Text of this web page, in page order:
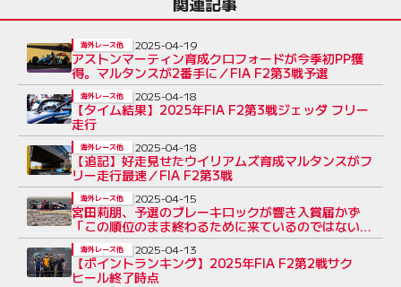
アストンマーティン育成クロフォードが今季初PP獲
得。マルタンスが2番手に／FIA F2第3戦予選
海外レース他 2025-04-19
【タイム結果】2025年FIA F2第3戦ジェッダ フリー
走行
海外レース他 2025-04-18
【追記】好走見せたウイリアムズ育成マルタンスがフ
リー走行最速／FIA F2第3戦
海外レース他 2025-04-18
宮田莉朋、予選のブレーキロックが響き入賞届かず
「この順位のまま終わるために来ているのではない」
／FIA F2第2戦レビュー
海外レース他 2025-04-15
【ポイントランキング】2025年FIA F2第2戦サク
ヒール終了時点
海外レース他 2025-04-13